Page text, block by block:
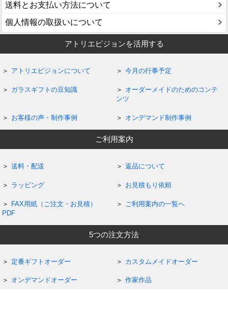
送料とお支払い方法について
個人情報の取扱いについて
アトリエピジョンを活用する
アトリエピジョンについて 今月の行事予定
ガラスギフトの豆知識
オーダーメイドのためのコンテ
ンツ
お客様の声・制作事例 オンデマンド制作事例
ご利用案内
送料・配送 返品について
ラッピング お見積もり依頼
FAX用紙（ご注文・お見積）
PDF
ご利用案内の一覧へ
5つの注文方法
定番ギフトオーダー カスタムメイドオーダー
オンデマンドオーダー 作家作品